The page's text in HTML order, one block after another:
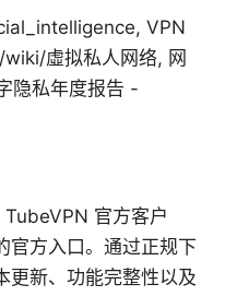
VPN
虛拟私人网络, 网
隐私年度报告 -
官方客户
官方入口。通过正规下
更新、功能完整性以及